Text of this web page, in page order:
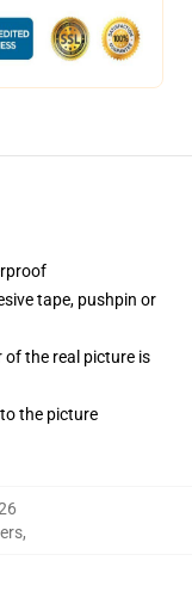
tape, pushpin or
of the real picture is
the picture
,